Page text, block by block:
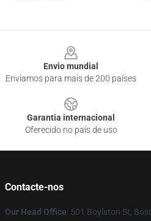
Envio mundial
Enviamos para mais de 200 países
Garantia internacional
Oferecido no país de uso
Contacte-nos
Our Head Office: 501 Boylston St,